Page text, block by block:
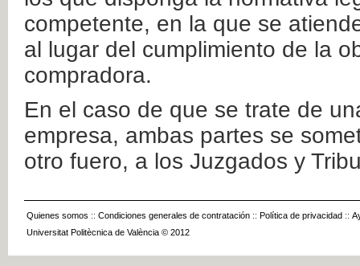
competente, en la que se
al lugar del cumplimiento de la
compradora.
En el caso de que se trate de
empresa, ambas partes se
otro fuero, a los Juzgados y
Quienes somos :: Condiciones generales de contratación :: Política de privacidad ::
Universitat Politècnica de València © 2012